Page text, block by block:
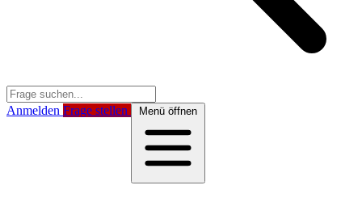
Anmelden Frage stellen Menü öffnen